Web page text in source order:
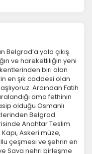
Belgrad’a yola çıkış.
ve hareketliliğin yeni
biri olan
en şık caddesi olan
Ardından Fatih
ama fethinin
olduğu Osmanlı
Belgrad
Anahtar Teslim
Kapı, Askeri müze,
çeşmesi ve şehrin en
Sava nehri birleşme